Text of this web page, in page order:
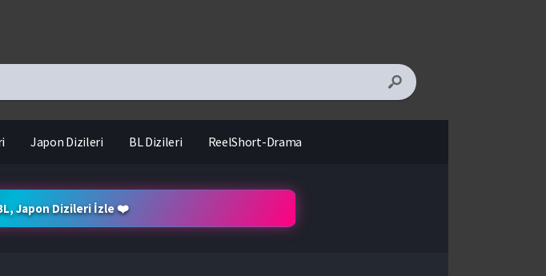
Japon Dizileri BL Dizileri ReelShort-Drama
Japon Dizileri İzle ❤️